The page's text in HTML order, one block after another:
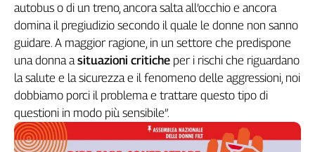
Le
trasmissioni
tv
Progress
L'Italia
nel
Lavoro
autobus o di un treno, ancora salta all’occhio e ancora
domina il pregiudizio secondo il quale le donne non sanno
guidare. A maggior ragione, in un settore che predispone
una donna asituazioni critiche per i rischi che riguardano
la salute e la sicurezza e il fenomeno delle aggressioni, noi
dobbiamo porci il problema e trattare questo tipo di
questioni in modo più sensibile”.